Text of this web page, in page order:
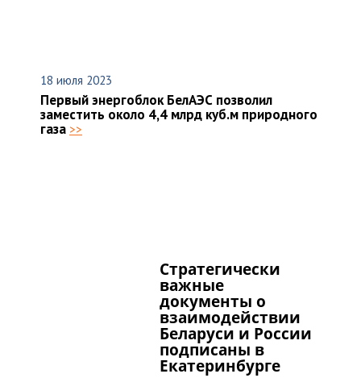
18 июля 2023
Первый энергоблок БелАЭС позволил
заместить около 4,4 млрд куб.м природного
газа >>
Стратегически
важные
документы о
взаимодействии
Беларуси и России
подписаны в
Екатеринбурге